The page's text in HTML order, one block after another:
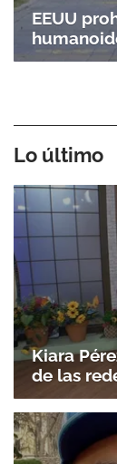
EEUU
Lo último
Kiara
de las